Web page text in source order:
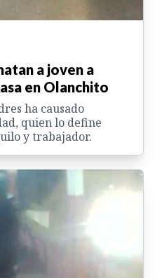
a joven a
en Olanchito
ha causado
quien lo define
y trabajador.